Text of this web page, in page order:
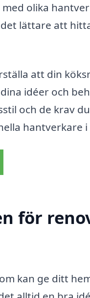
olika
lättare att
att din
idéer och
och de krav
hantverkare i
för
kan ge ditt